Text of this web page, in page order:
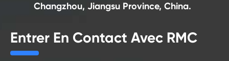
Changzhou, Jiangsu Province, China.
Entrer En Contact Avec RMC